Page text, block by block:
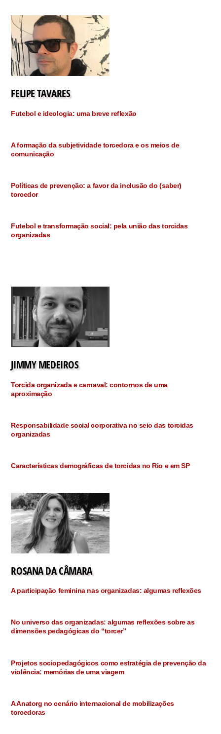
FELIPE TAVARES
Futebol e ideologia: uma breve reflexão
A formação da subjetividade torcedora e os meios de
comunicação
Políticas de prevenção: a favor da inclusão do (saber)
torcedor
Futebol e transformação social: pela união das torcidas
organizadas
JIMMY MEDEIROS
Torcida organizada e carnaval: contornos de uma
aproximação
Responsabilidade social corporativa no seio das torcidas
organizadas
Características demográficas de torcidas no Rio e em SP
ROSANA DA CÂMARA
A participação feminina nas organizadas: algumas reflexões
No universo das organizadas: algumas reflexões sobre as
dimensões pedagógicas do “torcer”
Projetos sociopedagógicos como estratégia de prevenção da
violência: memórias de uma viagem
A Anatorg no cenário internacional de mobilizações
torcedoras